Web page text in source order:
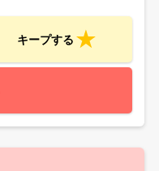
キープする